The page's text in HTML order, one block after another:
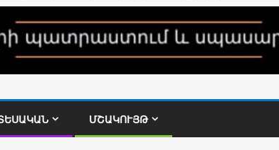
ՄՇԱԿՈՒՅԹ